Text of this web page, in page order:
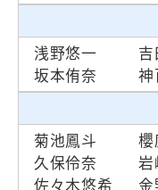
浅野悠一
坂本侑奈
神
菊池鳳斗
櫻
久保伶奈
岩
佐々木悠希